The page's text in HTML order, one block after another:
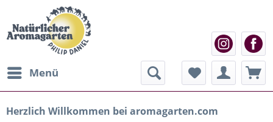
Menü
Herzlich Willkommen bei aromagarten.com